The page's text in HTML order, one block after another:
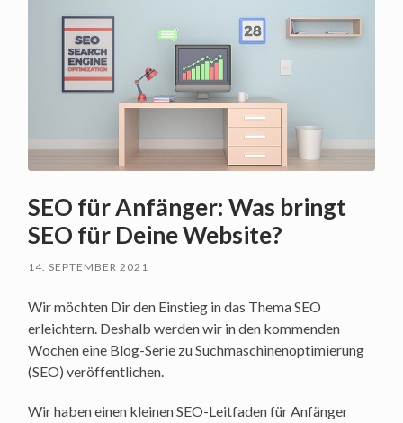
SEO für Anfänger: Was bringt
SEO für Deine Website?
14. SEPTEMBER 2021
Wir möchten Dir den Einstieg in das Thema SEO
erleichtern. Deshalb werden wir in den kommenden
Wochen eine Blog-Serie zu Suchmaschinenoptimierung
(SEO) veröffentlichen.
Wir haben einen kleinen SEO-Leitfaden für Anfänger